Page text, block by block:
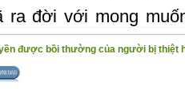
ra đời với mong
dụng Bộ luật Lao
2019 với 242 Điều
còn in các văn bản
được bồi thường của người bị thiệt